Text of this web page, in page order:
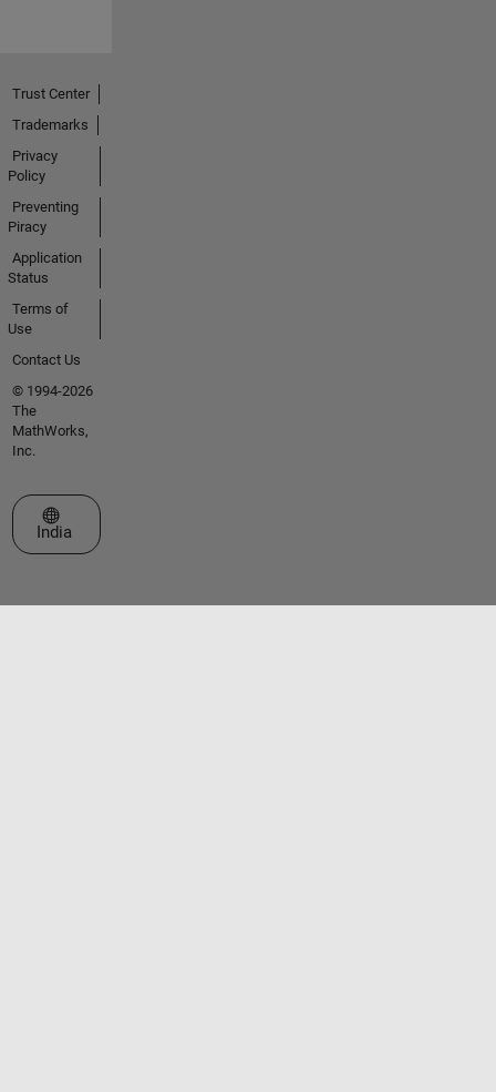
Trust Center
Trademarks
Privacy
Policy
Preventing
Piracy
Application
Status
Terms of
Use
Contact Us
© 1994-2026
The
MathWorks,
Inc.
Select a Web Site
India